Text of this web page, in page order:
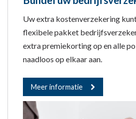
Uw extra kostenverzekering
flexibele pakket
extra premiekorting op en alle
naadloos op elkaar aan.
Meer informatie